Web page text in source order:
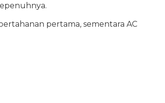
pertama, sementara AC